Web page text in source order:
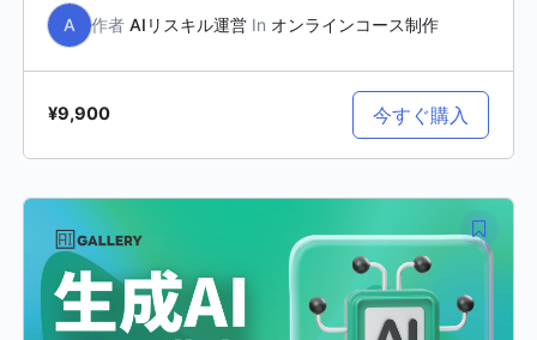
A 作者 AIリスキル運営In オンラインコース制作
¥9,900 今すぐ購入